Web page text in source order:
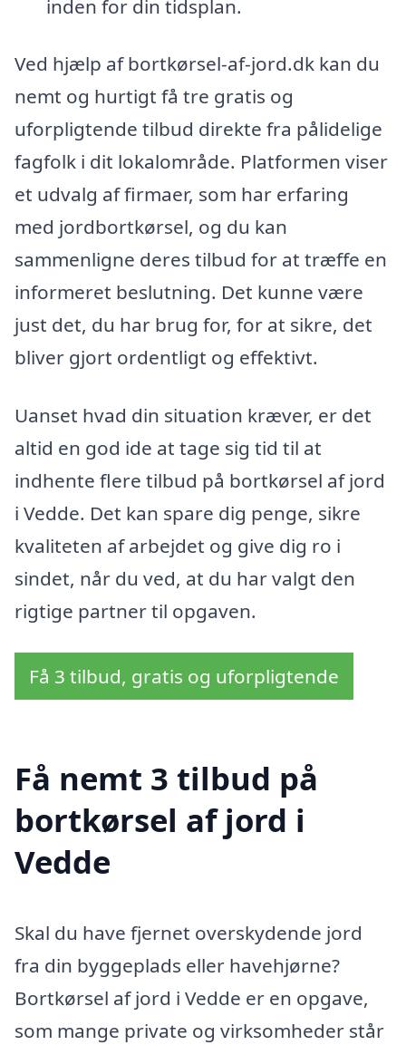
inden for din tidsplan.
Ved hjælp af bortkørsel-af-jord.dk kan du
nemt og hurtigt få tre gratis og
uforpligtende tilbud direkte fra pålidelige
fagfolk i dit lokalområde. Platformen viser
et udvalg af firmaer, som har erfaring
med jordbortkørsel, og du kan
sammenligne deres tilbud for at træffe en
informeret beslutning. Det kunne være
just det, du har brug for, for at sikre, det
bliver gjort ordentligt og effektivt.
Uanset hvad din situation kræver, er det
altid en god ide at tage sig tid til at
indhente flere tilbud på bortkørsel af jord
i Vedde. Det kan spare dig penge, sikre
kvaliteten af arbejdet og give dig ro i
sindet, når du ved, at du har valgt den
rigtige partner til opgaven.
Få 3 tilbud, gratis og uforpligtende
Få nemt 3 tilbud på
bortkørsel af jord i
Vedde
Skal du have fjernet overskydende jord
fra din byggeplads eller havehjørne?
Bortkørsel af jord i Vedde er en opgave,
som mange private og virksomheder står